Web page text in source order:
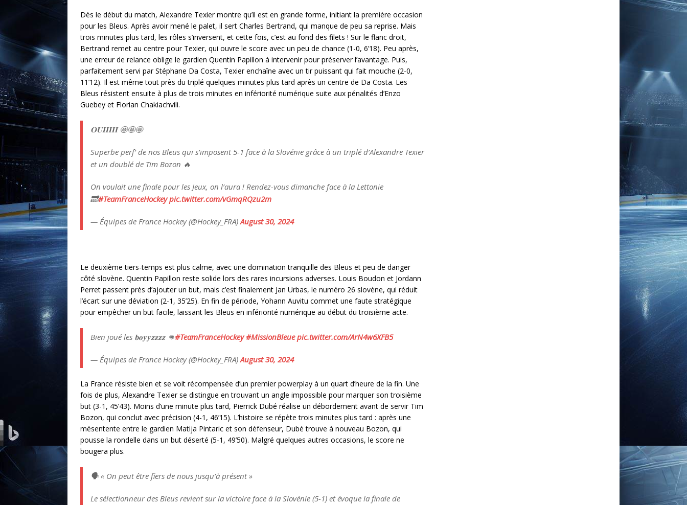
Dès le début du match, Alexandre Texier montre qu’il est en grande forme, initiant la première occasion
pour les Bleus. Après avoir mené le palet, il sert Charles Bertrand, qui manque de peu sa reprise. Mais
trois minutes plus tard, les rôles s’inversent, et cette fois, c’est au fond des filets ! Sur le flanc droit,
Bertrand remet au centre pour Texier, qui ouvre le score avec un peu de chance (1-0, 6’18). Peu après,
une erreur de relance oblige le gardien Quentin Papillon à intervenir pour préserver l’avantage. Puis,
parfaitement servi par Stéphane Da Costa, Texier enchaîne avec un tir puissant qui fait mouche (2-0,
11’12). Il est même tout près du triplé quelques minutes plus tard après un centre de Da Costa. Les
Bleus résistent ensuite à plus de trois minutes en infériorité numérique suite aux pénalités d’Enzo
Guebey et Florian Chakiachvili.
𝐎𝐔𝐈𝐈𝐈𝐈𝐈 🤩🤩🤩
Superbe perf’ de nos Bleus qui s’imposent 5-1 face à la Slovénie grâce à un triplé d’Alexandre Texier
et un doublé de Tim Bozon 🔥
On voulait une finale pour les Jeux, on l’aura ! Rendez-vous dimanche face à la Lettonie
🔜#TeamFranceHockey pic.twitter.com/vGmqRQzu2m
— Équipes de France Hockey (@Hockey_FRA)August 30, 2024
Le deuxième tiers-temps est plus calme, avec une domination tranquille des Bleus et peu de danger
côté slovène. Quentin Papillon reste solide lors des rares incursions adverses. Louis Boudon et Jordann
Perret passent près d’ajouter un but, mais c’est finalement Jan Urbas, le numéro 26 slovène, qui réduit
l’écart sur une déviation (2-1, 35’25). En fin de période, Yohann Auvitu commet une faute stratégique
pour empêcher un but facile, laissant les Bleus en infériorité numérique au début du troisième acte.
Bien joué les 𝐛𝐨𝐲𝐲𝐳𝐳𝐳𝐳 👊#TeamFranceHockey #MissionBleue pic.twitter.com/ArN4w6XFB5
— Équipes de France Hockey (@Hockey_FRA)August 30, 2024
La France résiste bien et se voit récompensée d’un premier powerplay à un quart d’heure de la fin. Une
fois de plus, Alexandre Texier se distingue en trouvant un angle impossible pour marquer son troisième
but (3-1, 45’43). Moins d’une minute plus tard, Pierrick Dubé réalise un débordement avant de servir Tim
Bozon, qui conclut avec précision (4-1, 46’15). L’histoire se répète trois minutes plus tard : après une
mésentente entre le gardien Matija Pintaric et son défenseur, Dubé trouve à nouveau Bozon, qui
pousse la rondelle dans un but déserté (5-1, 49’50). Malgré quelques autres occasions, le score ne
bougera plus.
🗣️ « On peut être fiers de nous jusqu’à présent »
Le sélectionneur des Bleus revient sur la victoire face à la Slovénie (5-1) et évoque la finale de